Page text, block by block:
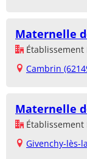
Maternelle
Établissement
Cambrin
Maternelle
Établissement
Givenchy-lès-